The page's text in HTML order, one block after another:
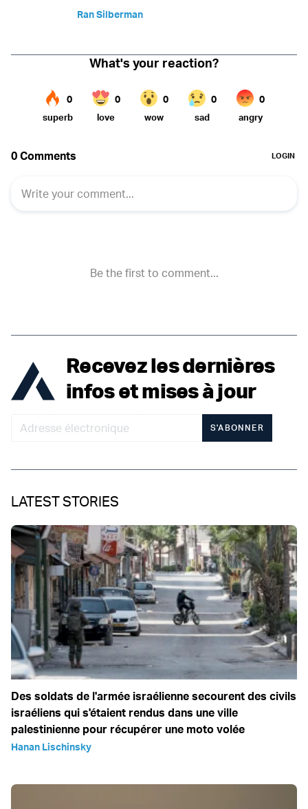
Ran Silberman
Recevez les dernières
infos et mises à jour
S'ABONNER
LATEST STORIES
Des soldats de l'armée israélienne secourent des civils
israéliens qui s'étaient rendus dans une ville
palestinienne pour récupérer une moto volée
Hanan Lischinsky